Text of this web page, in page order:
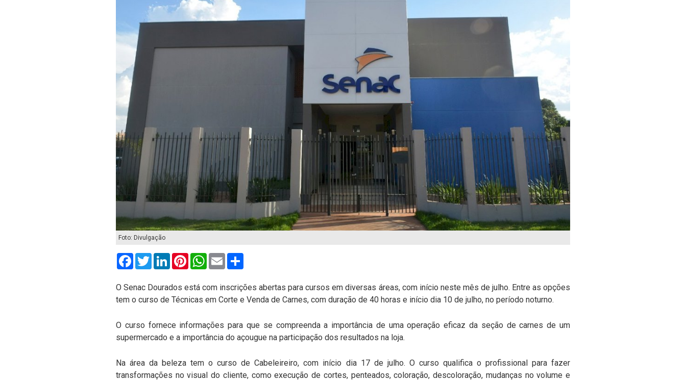
Foto: Divulgação
FacebookTwitterLinkedInPinterestWhatsApp
Email
O Senac Dourados está com inscrições abertas para cursos em diversas áreas, com início neste mês de julho. Entre as opções
tem o curso de Técnicas em Corte e Venda de Carnes, com duração de 40 horas e início dia 10 de julho, no período noturno.
O curso fornece informações para que se compreenda a importância de uma operação eficaz da seção de carnes de um
supermercado e a importância do açougue na participação dos resultados na loja.
Na área da beleza tem o curso de Cabeleireiro, com início dia 17 de julho. O curso qualifica o profissional para fazer
transformações no visual do cliente, como execução de cortes, penteados, coloração, descoloração, mudanças no volume e